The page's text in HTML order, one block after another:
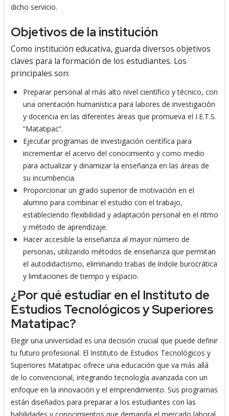
dicho servicio.
Objetivos de la institución
Como institución educativa, guarda diversos objetivos
claves para la formación de los estudiantes. Los
principales son:
Preparar personal al más alto nivel científico y técnico, con
una orientación humanística para labores de investigación
y docencia en las diferentes áreas que promueva el I.E.T.S.
“Matatipac”.
Ejecutar programas de investigación científica para
incrementar el acervo del conocimiento y como medio
para actualizar y dinamizar la enseñanza en las áreas de
su incumbencia.
Proporcionar un grado superior de motivación en el
alumno para combinar el estudio con el trabajo,
estableciendo flexibilidad y adaptación personal en el ritmo
y método de aprendizaje.
Hacer accesible la enseñanza al mayor número de
personas, utilizando métodos de enseñanza que permitan
el autodidactismo, eliminando trabas de índole burocrática
y limitaciones de tiempo y espacio.
¿Por qué estudiar en el Instituto de
Estudios Tecnológicos y Superiores
Matatipac?
Elegir una universidad es una decisión crucial que puede definir
tu futuro profesional. El Instituto de Estudios Tecnológicos y
Superiores Matatipac ofrece una educación que va más allá
de lo convencional, integrando tecnología avanzada con un
enfoque en la innovación y el emprendimiento. Sus programas
están diseñados para preparar a los estudiantes con las